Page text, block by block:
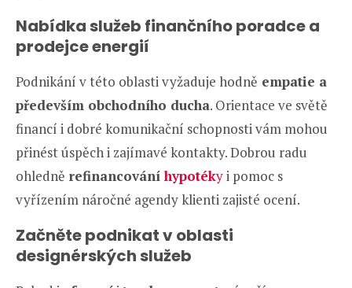
Nabídka služeb finančního poradce a
prodejce energií
Podnikání v této oblasti vyžaduje hodně empatie a
především obchodního ducha. Orientace ve světě
financí i dobré komunikační schopnosti vám mohou
přinést úspěch i zajímavé kontakty. Dobrou radu
ohledně refinancováníhypotékyi pomoc s
vyřízením náročné agendy klienti zajisté ocení.
Začněte podnikat v oblasti
designérských služeb